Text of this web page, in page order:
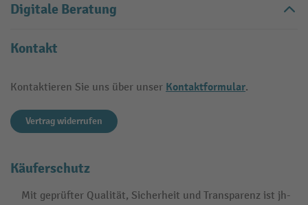
Digitale Beratung
Kontakt
Kontaktieren Sie uns über unser Kontaktformular.
Vertrag widerrufen
Käuferschutz
Mit geprüfter Qualität, Sicherheit und Transparenz ist jh-